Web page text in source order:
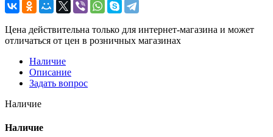
Цена действительна только для интернет-магазина и может
отличаться от цен в розничных магазинах
Наличие
Описание
Задать вопрос
Наличие
Наличие